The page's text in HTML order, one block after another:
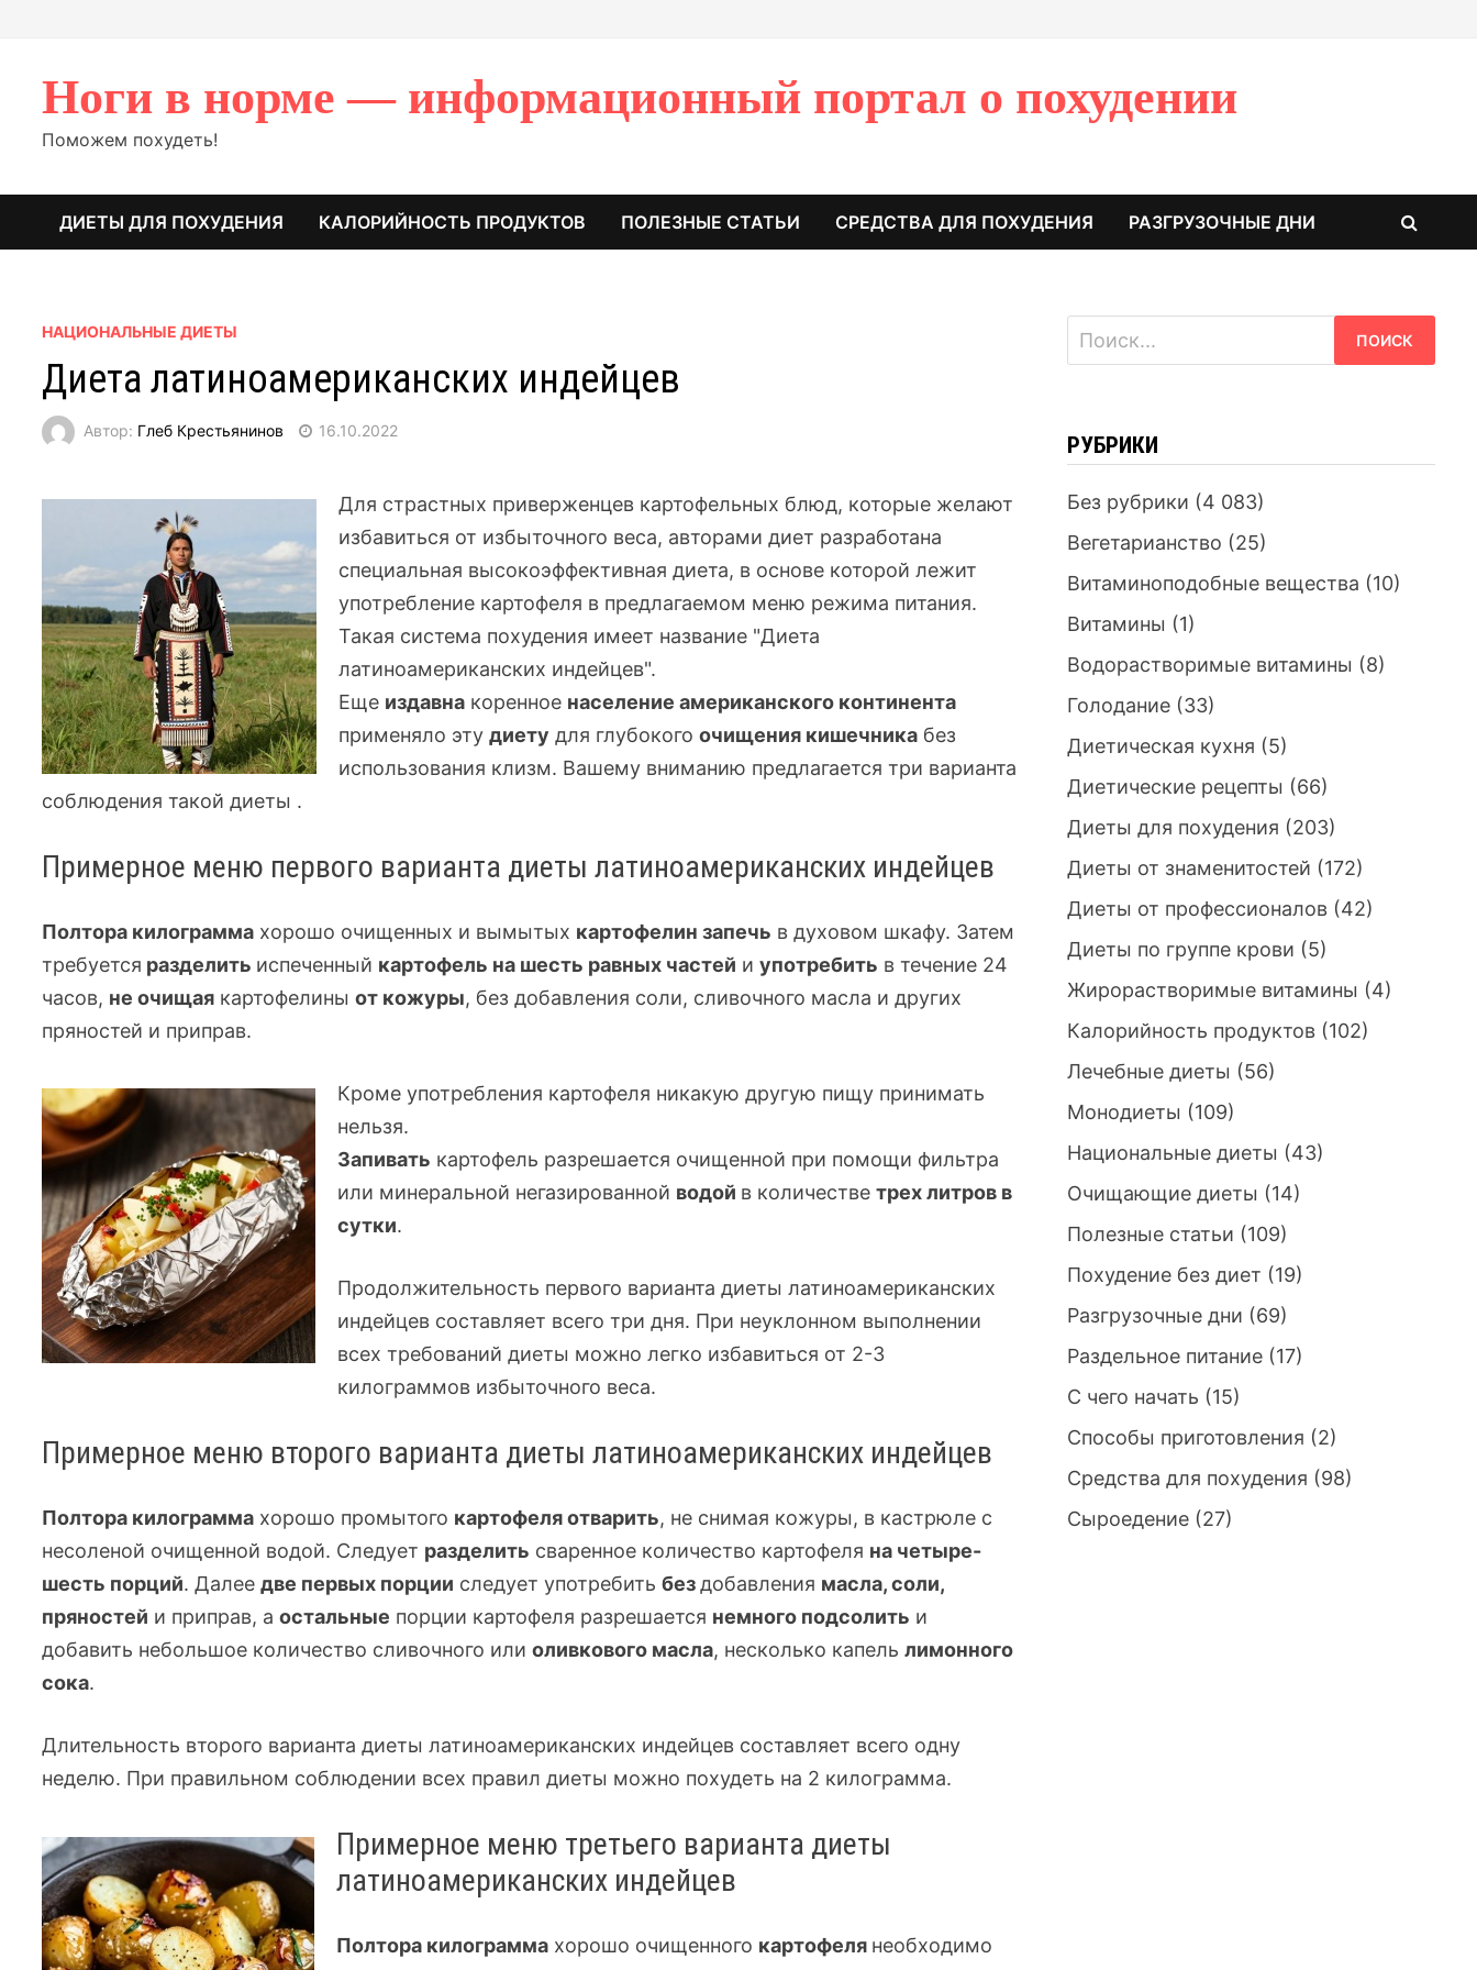
Ноги в норме — информационный портал о похудении
Поможем похудеть!
ДИЕТЫ ДЛЯ ПОХУДЕНИЯ КАЛОРИЙНОСТЬ ПРОДУКТОВ ПОЛЕЗНЫЕ СТАТЬИ СРЕДСТВА ДЛЯ ПОХУДЕНИЯ РАЗГРУЗОЧНЫЕ ДНИ
НАЦИОНАЛЬНЫЕ ДИЕТЫ
Диета латиноамериканских индейцев
Автор: Глеб Крестьянинов 16.10.2022
Для страстных приверженцев картофельных блюд, которые желают
избавиться от избыточного веса, авторами диет разработана
специальная высокоэффективная диета, в основе которой лежит
употребление картофеля в предлагаемом меню режима питания.
Такая система похудения имеет название "Диета
латиноамериканских индейцев".
Еще издавна коренное население американского континента
применяло этудиету для глубокогоочищения кишечника без
использования клизм. Вашему вниманию предлагается три варианта
соблюдения такой диеты .
Примерное меню первого варианта диеты латиноамериканских индейцев
Полтора килограмма хорошо очищенных и вымытых картофелин запечь в духовом шкафу. Затем
требуется разделить испеченный картофель на шесть равных частей иупотребить в течение 24
часов, не очищая картофелиныот кожуры, без добавления соли, сливочного масла и других
пряностей и приправ.
Кроме употребления картофеля никакую другую пищу принимать
нельзя.
Запивать картофель разрешается очищенной при помощи фильтра
или минеральной негазированной водой в количестветрех литров в
сутки.
Продолжительность первого варианта диеты латиноамериканских
индейцев составляет всего три дня. При неуклонном выполнении
всех требований диеты можно легко избавиться от 2-3
килограммов избыточного веса.
Примерное меню второго варианта диеты латиноамериканских индейцев
Полтора килограмма хорошо промытого картофеля отварить, не снимая кожуры, в кастрюле с
несоленой очищенной водой. Следует разделить сваренное количество картофеля на четыре-
шесть порций. Далеедве первых порции следует употребитьбездобавления масла, соли,
пряностей и приправ, аостальные порции картофеля разрешается немного подсолить и
добавить небольшое количество сливочного илиоливкового масла, несколько капельлимонного
сока.
Длительность второго варианта диеты латиноамериканских индейцев составляет всего одну
неделю. При правильном соблюдении всех правил диеты можно похудеть на 2 килограмма.
Примерное меню третьего варианта диеты
латиноамериканских индейцев
Полтора килограмма хорошо очищенного картофеля необходимо
Найти:
РУБРИКИ
Без рубрики (4 083)
Вегетарианство (25)
Витаминоподобные вещества (10)
Витамины (1)
Водорастворимые витамины (8)
Голодание(33)
Диетическая кухня (5)
Диетические рецепты (66)
Диеты для похудения (203)
Диеты от знаменитостей (172)
Диеты от профессионалов(42)
Диеты по группе крови (5)
Жирорастворимые витамины (4)
Калорийность продуктов(102)
Лечебные диеты (56)
Монодиеты (109)
Национальные диеты (43)
Очищающие диеты (14)
Полезные статьи (109)
Похудение без диет (19)
Разгрузочные дни (69)
Раздельное питание(17)
С чего начать (15)
Способы приготовления (2)
Средства для похудения (98)
Сыроедение(27)